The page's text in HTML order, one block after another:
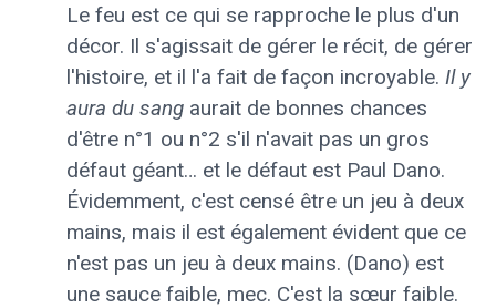
Le feu est ce qui se rapproche le plus d'un
décor. Il s'agissait de gérer le récit, de gérer
l'histoire, et il l'a fait de façon incroyable. Il y
aura du sang aurait de bonnes chances
d'être n°1 ou n°2 s'il n'avait pas un gros
défaut géant… et le défaut est Paul Dano.
Évidemment, c'est censé être un jeu à deux
mains, mais il est également évident que ce
n'est pas un jeu à deux mains. (Dano) est
une sauce faible, mec. C'est la sœur faible.